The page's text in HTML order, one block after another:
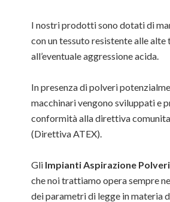
I nostri prodotti sono dotati di
con un tessuto resistente alle alte
all’eventuale aggressione acida.
In presenza di polveri
macchinari vengono sviluppati e
conformità alla direttiva
(Direttiva ATEX).
Gli Impianti Aspirazione
che noi trattiamo opera sempre
dei parametri di legge in materia